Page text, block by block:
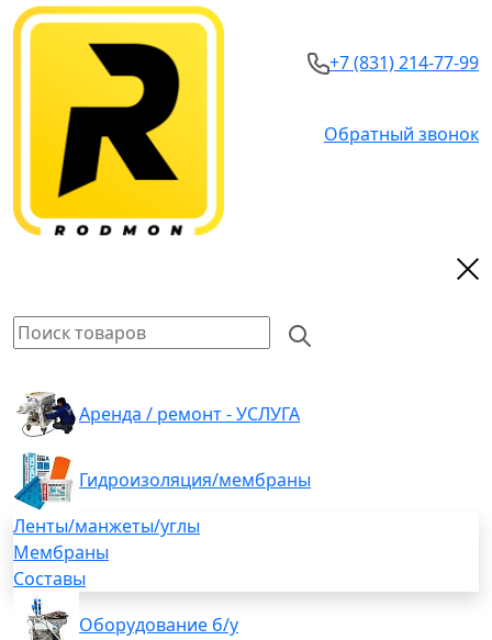
+7 (831) 214-77-99
Обратный звонок
Аренда / ремонт - УСЛУГА
Гидроизоляция/мембраны
Ленты/манжеты/углы
Мембраны
Составы
Оборудование б/у